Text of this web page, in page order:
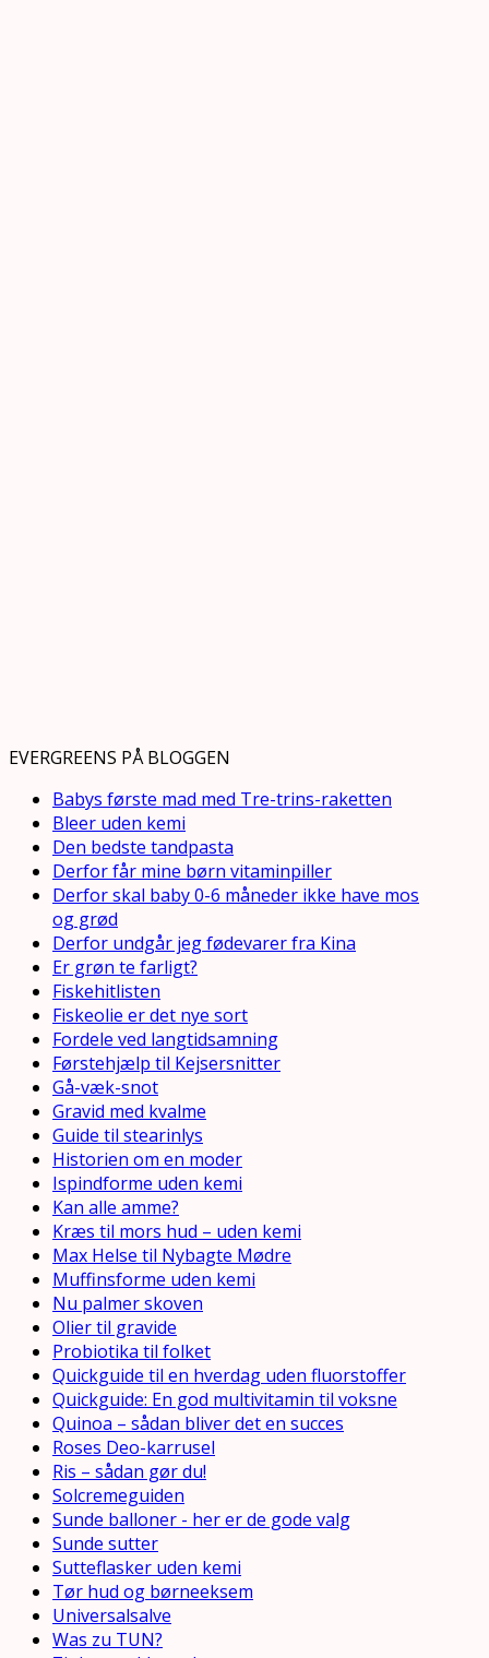
EVERGREENS PÅ BLOGGEN
Babys første mad med Tre-trins-raketten
Bleer uden kemi
Den bedste tandpasta
Derfor får mine børn vitaminpiller
Derfor skal baby 0-6 måneder ikke have mos
og grød
Derfor undgår jeg fødevarer fra Kina
Er grøn te farligt?
Fiskehitlisten
Fiskeolie er det nye sort
Fordele ved langtidsamning
Førstehjælp til Kejsersnitter
Gå-væk-snot
Gravid med kvalme
Guide til stearinlys
Historien om en moder
Ispindforme uden kemi
Kan alle amme?
Kræs til mors hud – uden kemi
Max Helse til Nybagte Mødre
Muffinsforme uden kemi
Nu palmer skoven
Olier til gravide
Probiotika til folket
Quickguide til en hverdag uden fluorstoffer
Quickguide: En god multivitamin til voksne
Quinoa – sådan bliver det en succes
Roses Deo-karrusel
Ris – sådan gør du!
Solcremeguiden
Sunde balloner - her er de gode valg
Sunde sutter
Sutteflasker uden kemi
Tør hud og børneeksem
Universalsalve
Was zu TUN?